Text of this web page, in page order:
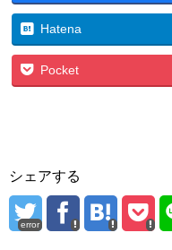
Hatena
Pocket
シェアする
error